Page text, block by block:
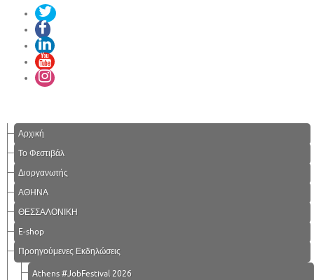
Αρχική
Το Φεστιβάλ
Διοργανωτής
ΑΘΗΝΑ
ΘΕΣΣΑΛΟΝΙΚΗ
E-shop
Προηγούμενες Εκδηλώσεις
Athens #JobFestival 2026